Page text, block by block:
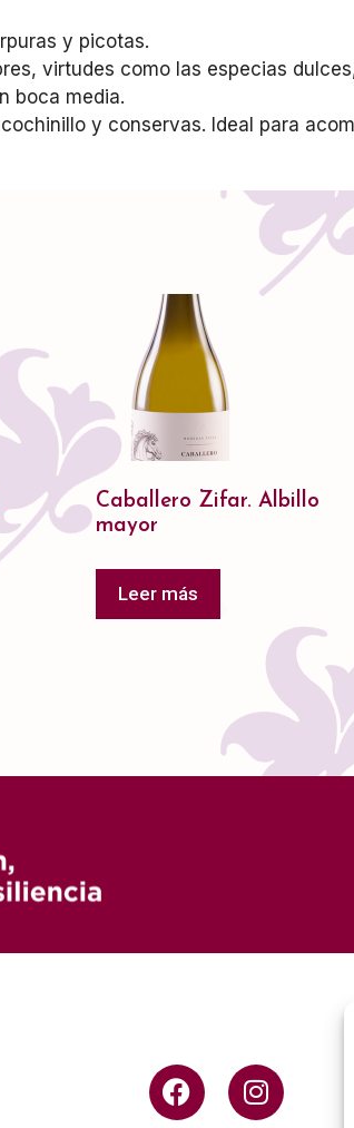
y picotas.
virtudes como las especias
boca media.
y conservas. Ideal para
Caballero Zifar. Albillo
mayor
Leer más